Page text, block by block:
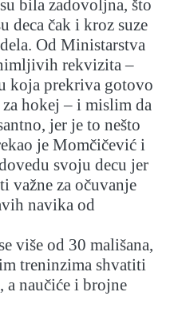
bila zadovoljna, što
deca čak i kroz suze
Od Ministarstva
rekvizita –
koja prekriva gotovo
hokej – i mislim da
jer je to nešto
je Momčičević i
svoju decu jer
važne za očuvanje
navika od
više od 30 mališana,
treninzima shvatiti
a naučiće i brojne